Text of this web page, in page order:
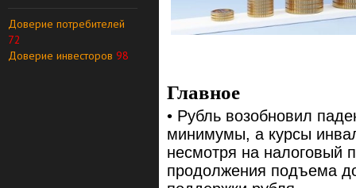
Доверие потребителей
72
Доверие инвесторов 98
Главное
• Рубль возобновил
минимумы, а курсы
несмотря на
продолжения подъема